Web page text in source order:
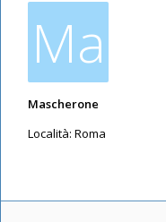
Ma
Mascherone
Località: Roma